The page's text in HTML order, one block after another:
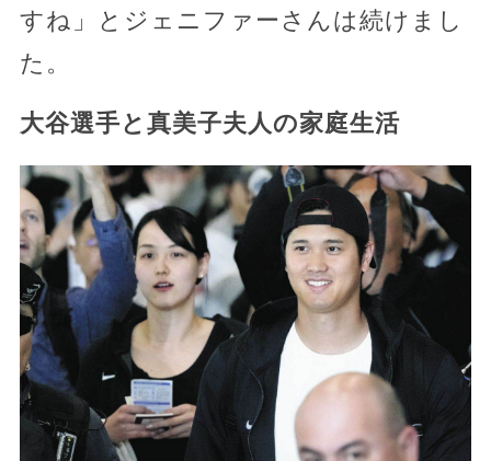
すね」とジェニファーさんは続けまし
た。
大谷選手と真美子夫人の家庭生活